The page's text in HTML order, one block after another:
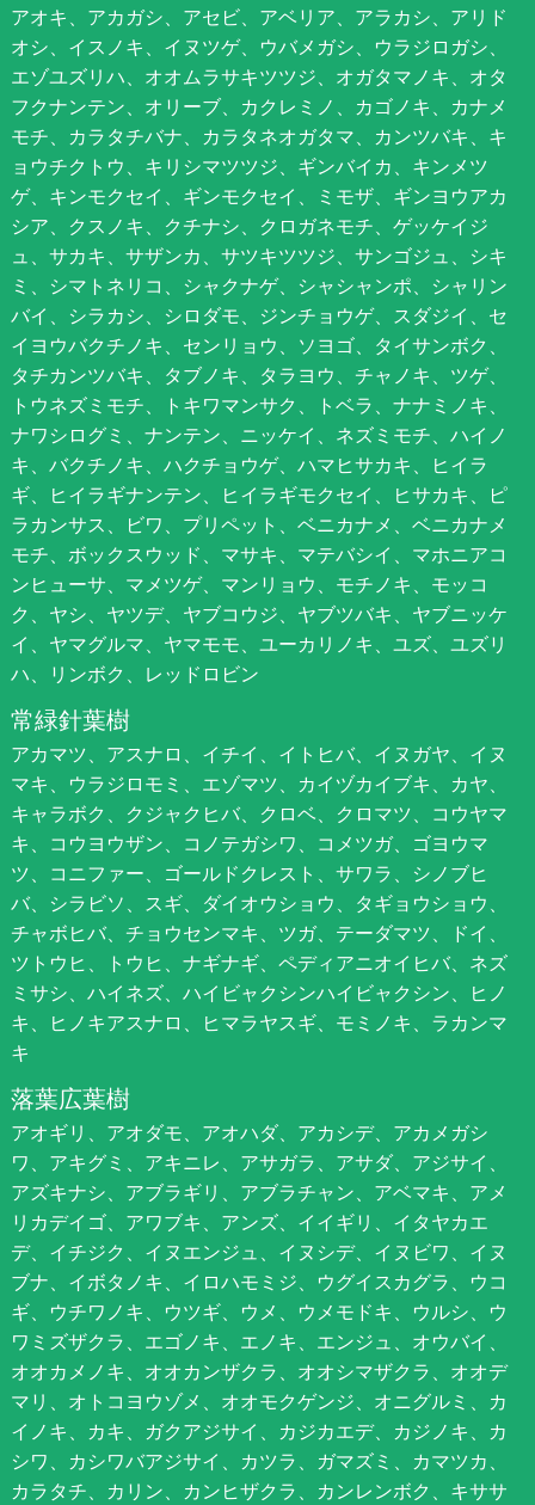
アオキ、アカガシ、アセビ、アベリア、アラカシ、アリド
オシ、イスノキ、イヌツゲ、ウバメガシ、ウラジロガシ、
エゾユズリハ、オオムラサキツツジ、オガタマノキ、オタ
フクナンテン、オリーブ、カクレミノ、カゴノキ、カナメ
モチ、カラタチバナ、カラタネオガタマ、カンツバキ、キ
ョウチクトウ、キリシマツツジ、ギンバイカ、キンメツ
ゲ、キンモクセイ、ギンモクセイ、ミモザ、ギンヨウアカ
シア、クスノキ、クチナシ、クロガネモチ、ゲッケイジ
ュ、サカキ、サザンカ、サツキツツジ、サンゴジュ、シキ
ミ、シマトネリコ、シャクナゲ、シャシャンポ、シャリン
バイ、シラカシ、シロダモ、ジンチョウゲ、スダジイ、セ
イヨウバクチノキ、センリョウ、ソヨゴ、タイサンボク、
タチカンツバキ、タブノキ、タラヨウ、チャノキ、ツゲ、
トウネズミモチ、トキワマンサク、トベラ、ナナミノキ、
ナワシログミ、ナンテン、ニッケイ、ネズミモチ、ハイノ
キ、バクチノキ、ハクチョウゲ、ハマヒサカキ、ヒイラ
ギ、ヒイラギナンテン、ヒイラギモクセイ、ヒサカキ、ピ
ラカンサス、ビワ、プリペット、ベニカナメ、ベニカナメ
モチ、ボックスウッド、マサキ、マテバシイ、マホニアコ
ンヒューサ、マメツゲ、マンリョウ、モチノキ、モッコ
ク、ヤシ、ヤツデ、ヤブコウジ、ヤブツバキ、ヤブニッケ
イ、ヤマグルマ、ヤマモモ、ユーカリノキ、ユズ、ユズリ
ハ、リンボク、レッドロビン
常緑針葉樹
アカマツ、アスナロ、イチイ、イトヒバ、イヌガヤ、イヌ
マキ、ウラジロモミ、エゾマツ、カイヅカイブキ、カヤ、
キャラボク、クジャクヒバ、クロベ、クロマツ、コウヤマ
キ、コウヨウザン、コノテガシワ、コメツガ、ゴヨウマ
ツ、コニファー、ゴールドクレスト、サワラ、シノブヒ
バ、シラビソ、スギ、ダイオウショウ、タギョウショウ、
チャボヒバ、チョウセンマキ、ツガ、テーダマツ、ドイ、
ツトウヒ、トウヒ、ナギナギ、ペディアニオイヒバ、ネズ
ミサシ、ハイネズ、ハイビャクシンハイビャクシン、ヒノ
キ、ヒノキアスナロ、ヒマラヤスギ、モミノキ、ラカンマ
キ
落葉広葉樹
アオギリ、アオダモ、アオハダ、アカシデ、アカメガシ
ワ、アキグミ、アキニレ、アサガラ、アサダ、アジサイ、
アズキナシ、アブラギリ、アブラチャン、アベマキ、アメ
リカデイゴ、アワブキ、アンズ、イイギリ、イタヤカエ
デ、イチジク、イヌエンジュ、イヌシデ、イヌビワ、イヌ
ブナ、イボタノキ、イロハモミジ、ウグイスカグラ、ウコ
ギ、ウチワノキ、ウツギ、ウメ、ウメモドキ、ウルシ、ウ
ワミズザクラ、エゴノキ、エノキ、エンジュ、オウバイ、
オオカメノキ、オオカンザクラ、オオシマザクラ、オオデ
マリ、オトコヨウゾメ、オオモクゲンジ、オニグルミ、カ
イノキ、カキ、ガクアジサイ、カジカエデ、カジノキ、カ
シワ、カシワバアジサイ、カツラ、ガマズミ、カマツカ、
カラタチ、カリン、カンヒザクラ、カンレンボク、キササ